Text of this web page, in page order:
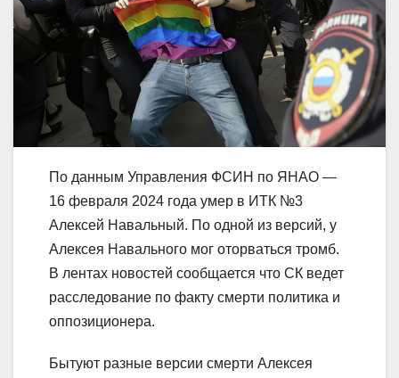
По данным Управления ФСИН по ЯНАО —
16 февраля 2024 года умер в ИТК №3
Алексей Навальный. По одной из версий, у
Алексея Навального мог оторваться тромб.
В лентах новостей сообщается что СК ведет
расследование по факту смерти политика и
оппозиционера.
Бытуют разные версии смерти Алексея